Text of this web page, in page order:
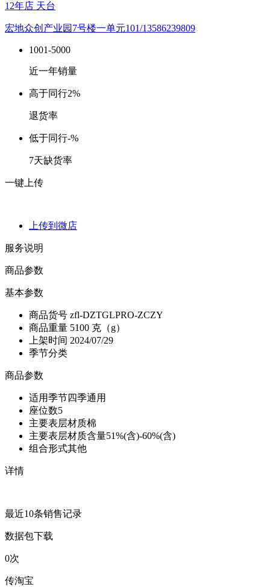
12年店 天台
宏地众创产业园7号楼一单元101/13586239809
1001-5000
近一年销量
高于同行2%
退货率
低于同行-%
7天缺货率
一键上传
上传到微店
服务说明
商品参数
基本参数
商品货号 zfl-DZTGLPRO-ZCZY
商品重量 5100 克（g）
上架时间 2024/07/29
季节分类
商品参数
适用季节四季通用
座位数5
主要表层材质棉
主要表层材质含量51%(含)-60%(含)
组合形式其他
详情
最近10条销售记录
数据包下载
0次
传淘宝